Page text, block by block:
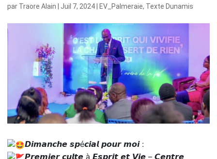
par Traore Alain Juil 7, 2024 EV_Palmeraie, Texte Dunamis
𝘿𝙞𝙢𝙖𝙣𝙘𝙝𝙚 𝙨𝙥é𝙘𝙞𝙖𝙡 𝙥𝙤𝙪𝙧 𝙢𝙤𝙞 :
𝙋𝙧𝙚𝙢𝙞𝙚𝙧 𝙘𝙪𝙡𝙩𝙚 à 𝙀𝙨𝙥𝙧𝙞𝙩 𝙚𝙩 𝙑𝙞𝙚 – 𝘾𝙚𝙣𝙩𝙧𝙚